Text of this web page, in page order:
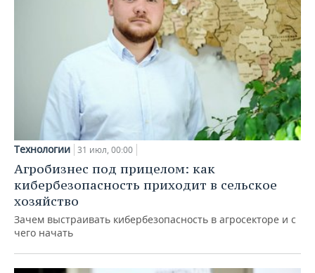
Технологии 31 июл, 00:00
Агробизнес под прицелом: как
кибербезопасность приходит в сельское
хозяйство
Зачем выстраивать кибербезопасность в агросекторе и с
чего начать